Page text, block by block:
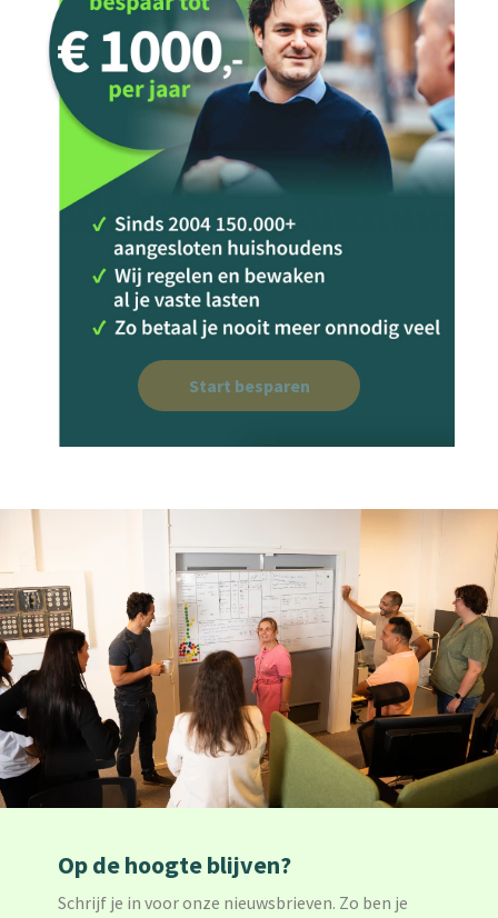
Start besparen
Op de hoogte blijven?
Schrijf je in voor onze nieuwsbrieven. Zo ben je